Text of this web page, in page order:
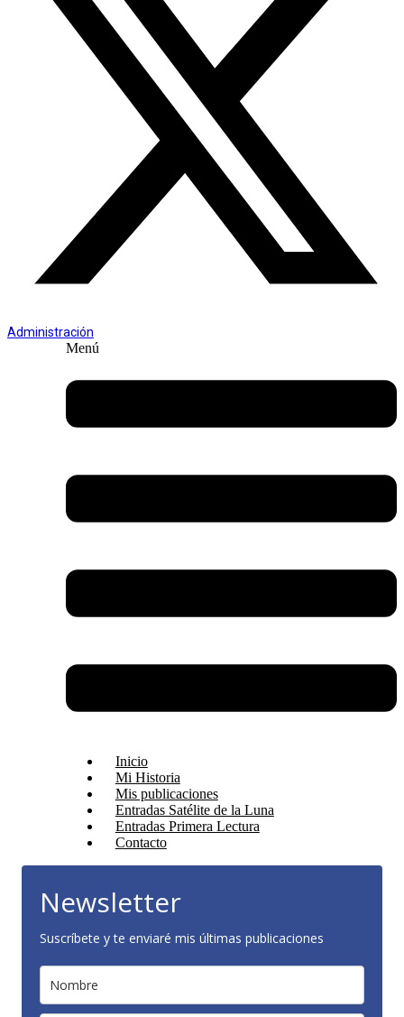
Administración
Menú
Inicio
Mi Historia
Mis publicaciones
Entradas Satélite de la Luna
Entradas Primera Lectura
Contacto
Newsletter
Suscríbete y te enviaré mis últimas publicaciones